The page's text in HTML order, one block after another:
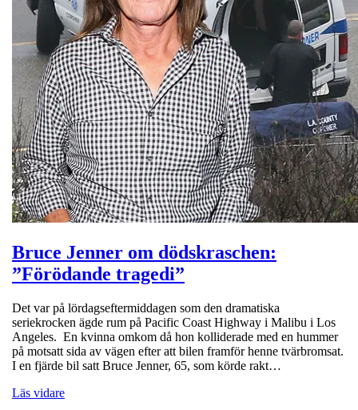
Bruce Jenner om dödskraschen:
”Förödande tragedi”
Det var på lördagseftermiddagen som den dramatiska
seriekrocken ägde rum på Pacific Coast Highway i Malibu i Los
Angeles. En kvinna omkom då hon kolliderade med en hummer
på motsatt sida av vägen efter att bilen framför henne tvärbromsat.
I en fjärde bil satt Bruce Jenner, 65, som körde rakt…
Läs vidare